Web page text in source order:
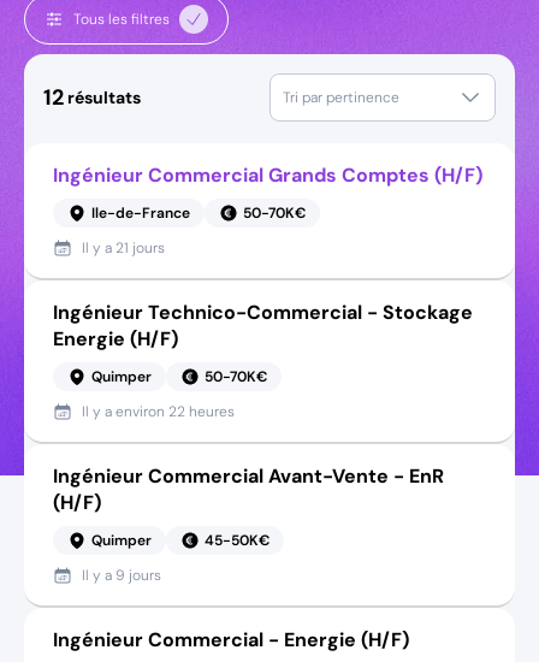
Tous les filtres
12 résultats Tri par pertinence
Ingénieur Commercial Grands Comptes (H/F)
Ile-de-France
50-70K€
Il y a 21 jours
Ingénieur Technico-Commercial - Stockage
Energie (H/F)
Quimper
50-70K€
Il y aenviron 22 heures
Ingénieur Commercial Avant-Vente - EnR
(H/F)
Quimper
45-50K€
Il y a 9 jours
Ingénieur Commercial - Energie (H/F)